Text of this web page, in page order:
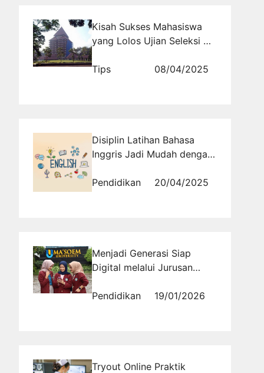
Kisah Sukses Mahasiswa
yang Lolos Ujian Seleksi UI:
Tips
08/04/2025
Disiplin Latihan Bahasa
Inggris Jadi Mudah dengan
Pendidikan
20/04/2025
Menjadi Generasi Siap
Digital melalui Jurusan
Universitas Masoem
Pendidikan 19/01/2026
Tryout Online Praktik